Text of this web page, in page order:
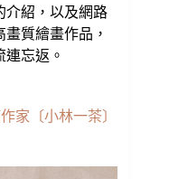
介紹，以及網路
畫質繪畫作品，
忘返。
家〔小林一茶〕